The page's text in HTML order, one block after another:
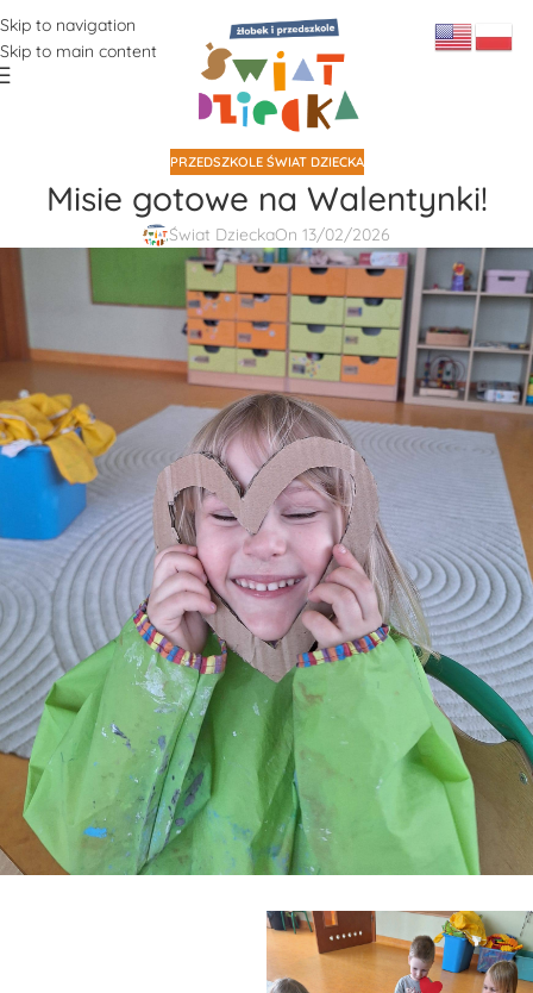
Skip to navigation
Skip to main content
PRZEDSZKOLE ŚWIAT DZIECKA
Misie gotowe na Walentynki!
Świat DzieckaOn 13/02/2026